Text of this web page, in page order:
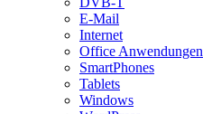
E-Mail
Internet
Office Anwendungen
SmartPhones
Tablets
Windows